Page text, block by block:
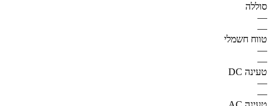
סוללה
—
—
טווח חשמלי
—
—
טעינה DC
—
—